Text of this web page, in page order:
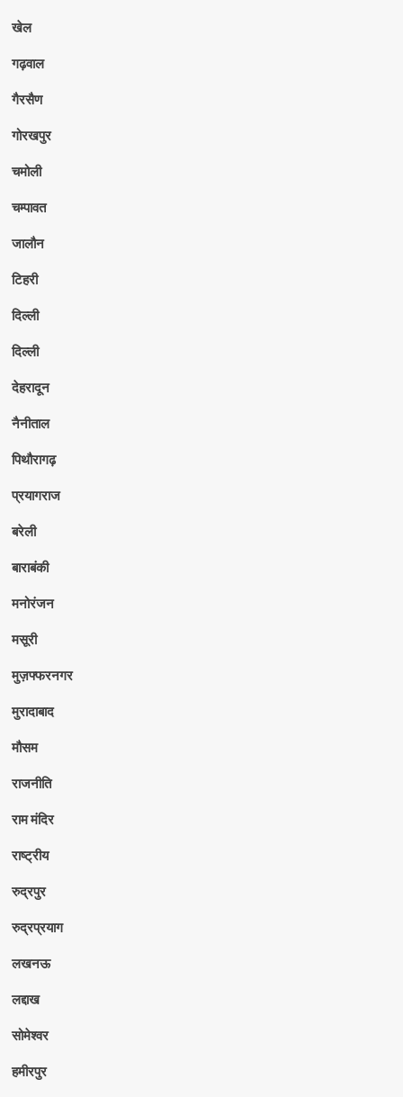
खेल
गढ़वाल
गैरसैण
गोरखपुर
चमोली
चम्पावत
जालौन
टिहरी
दिल्ली
दिल्ली
देहरादून
नैनीताल
पिथौरागढ़
प्रयागराज
बरेली
बाराबंकी
मनोरंजन
मसूरी
मुज़फ्फरनगर
मुरादाबाद
मौसम
राजनीति
राम मंदिर
राष्ट्रीय
रुद्रपुर
रुद्रप्रयाग
लखनऊ
लद्दाख
सोमेश्वर
हमीरपुर